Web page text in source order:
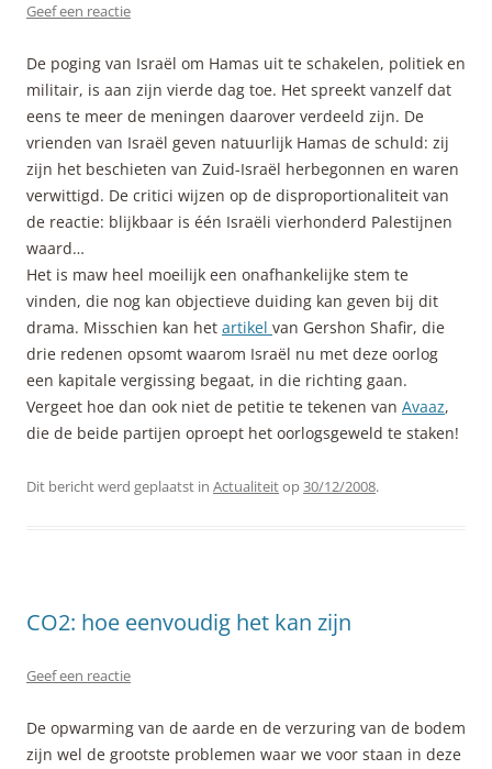
Geef een reactie
De poging van Israël om Hamas uit te schakelen, politiek en
militair, is aan zijn vierde dag toe. Het spreekt vanzelf dat
eens te meer de meningen daarover verdeeld zijn. De
vrienden van Israël geven natuurlijk Hamas de schuld: zij
zijn het beschieten van Zuid-Israël herbegonnen en waren
verwittigd. De critici wijzen op de disproportionaliteit van
de reactie: blijkbaar is één Israëli vierhonderd Palestijnen
waard…
Het is maw heel moeilijk een onafhankelijke stem te
vinden, die nog kan objectieve duiding kan geven bij dit
drama. Misschien kan het artikel van Gershon Shafir, die
drie redenen opsomt waarom Israël nu met deze oorlog
een kapitale vergissing begaat, in die richting gaan.
Vergeet hoe dan ook niet de petitie te tekenen van Avaaz,
die de beide partijen oproept het oorlogsgeweld te staken!
Dit bericht werd geplaatst in Actualiteitop30/12/2008.
CO2: hoe eenvoudig het kan zijn
Geef een reactie
De opwarming van de aarde en de verzuring van de bodem
zijn wel de grootste problemen waar we voor staan in deze